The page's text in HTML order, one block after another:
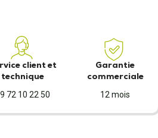
client et
technique
72 10 22 50
Garantie
commerciale
12 mois